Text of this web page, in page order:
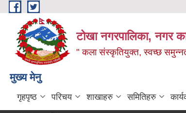
Skip to main content
टोखा नगरपालिका, नगर
" कला संस्कृतियुक्त, स्वच्छ
मुख्य मेनु
गृहपृष्ठ परिचय शाखाहरु समितिहरु